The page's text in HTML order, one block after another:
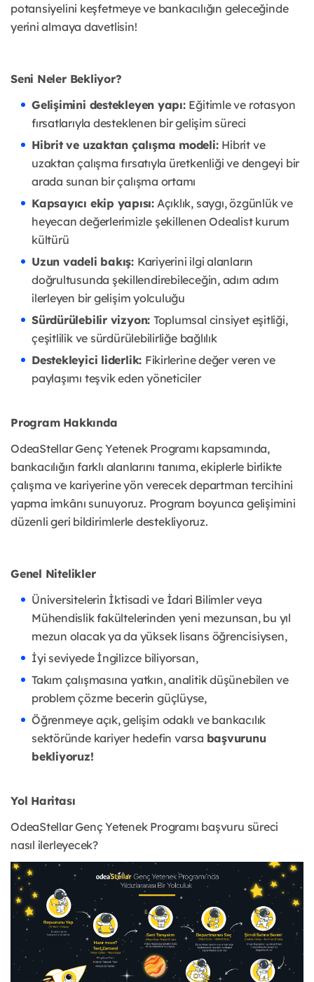
potansiyelini keşfetmeye ve bankacılığın geleceğinde
yerini almaya davetlisin!
Seni Neler Bekliyor?
Gelişimini destekleyen yapı: Eğitimle ve rotasyon
fırsatlarıyla desteklenen bir gelişim süreci
Hibrit ve uzaktan çalışma modeli: Hibrit ve
uzaktan çalışma fırsatıyla üretkenliği ve dengeyi bir
arada sunan bir çalışma ortamı
Kapsayıcı ekip yapısı: Açıklık, saygı, özgünlük ve
heyecan değerlerimizle şekillenen Odealist kurum
kültürü
Uzun vadeli bakış: Kariyerini ilgi alanların
doğrultusunda şekillendirebileceğin, adım adım
ilerleyen bir gelişim yolculuğu
Sürdürülebilir vizyon: Toplumsal cinsiyet eşitliği,
çeşitlilik ve sürdürülebilirliğe bağlılık
Destekleyici liderlik: Fikirlerine değer veren ve
paylaşımı teşvik eden yöneticiler
Program Hakkında
OdeaStellar Genç Yetenek Programı kapsamında,
bankacılığın farklı alanlarını tanıma, ekiplerle birlikte
çalışma ve kariyerine yön verecek departman tercihini
yapma imkânı sunuyoruz. Program boyunca gelişimini
düzenli geri bildirimlerle destekliyoruz.
Genel Nitelikler
Üniversitelerin İktisadi ve İdari Bilimler veya
Mühendislik fakültelerinden yeni mezunsan, bu yıl
mezun olacak ya da yüksek lisans öğrencisiysen,
İyi seviyede İngilizce biliyorsan,
Takım çalışmasına yatkın, analitik düşünebilen ve
problem çözme becerin güçlüyse,
Öğrenmeye açık, gelişim odaklı ve bankacılık
sektöründe kariyer hedefin varsa başvurunu
bekliyoruz!
Yol Haritası
OdeaStellar Genç Yetenek Programı başvuru süreci
nasıl ilerleyecek?